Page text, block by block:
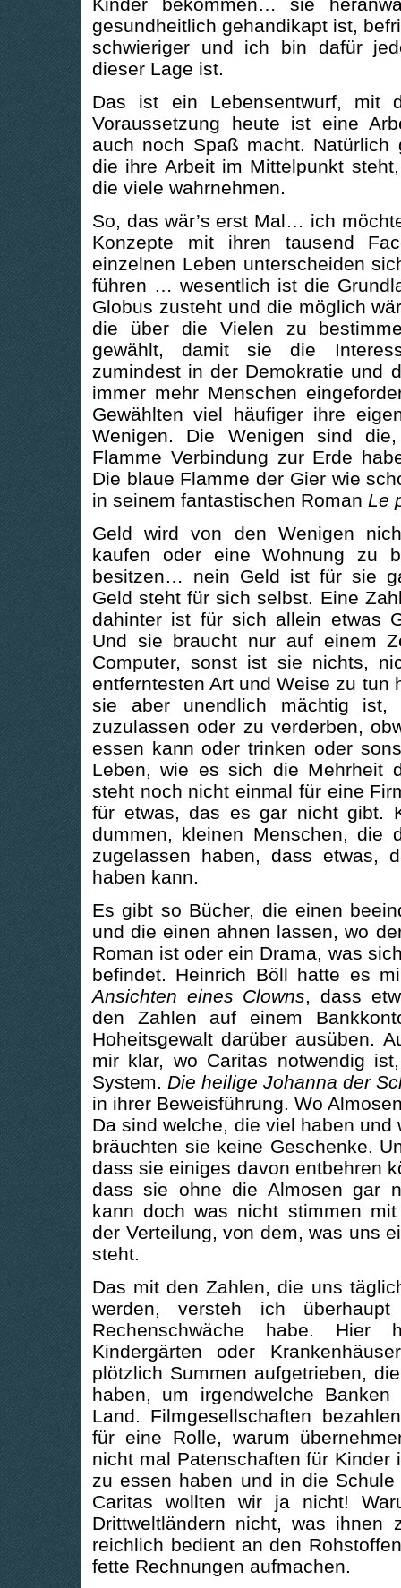
Kinder bekommen… sie
gesundheitlich gehandikapt ist,
schwieriger und ich bin dafür
dieser Lage ist.
Das ist ein Lebensentwurf, mit
Voraussetzung heute ist eine
auch noch Spaß macht.
die ihre Arbeit im Mittelpunkt
die viele wahrnehmen.
So, das wär’s erst Mal… ich
Konzepte mit ihren tausend
einzelnen Leben unterscheiden
führen … wesentlich ist die
Globus zusteht und die möglich
die über die Vielen zu
gewählt, damit sie die
zumindest in der Demokratie und
immer mehr Menschen
Gewählten viel häufiger ihre
Wenigen. Die Wenigen sind
Flamme Verbindung zur Erde
Die blaue Flamme der Gier wie
in seinem fantastischen Roman Le
Geld wird von den Wenigen
kaufen oder eine Wohnung zu
besitzen… nein Geld ist für sie
Geld steht für sich selbst. Eine
dahinter ist für sich allein etwas
Und sie braucht nur auf einem
Computer, sonst ist sie nichts,
entferntesten Art und Weise zu
sie aber unendlich mächtig
zuzulassen oder zu verderben,
essen kann oder trinken oder
Leben, wie es sich die Mehrheit
steht noch nicht einmal für eine
für etwas, das es gar nicht gibt.
dummen, kleinen Menschen, die
zugelassen haben, dass etwas,
haben kann.
Es gibt so Bücher, die einen
und die einen ahnen lassen, wo
Roman ist oder ein Drama, was
befindet. Heinrich Böll hatte es
Ansichten eines Clowns, dass
den Zahlen auf einem
Hoheitsgewalt darüber ausüben.
mir klar, wo Caritas notwendig
System. Die heilige Johanna der
in ihrer Beweisführung. Wo
Da sind welche, die viel haben
bräuchten sie keine Geschenke.
dass sie einiges davon entbehren
dass sie ohne die Almosen gar
kann doch was nicht stimmen
der Verteilung, von dem, was uns
steht.
Das mit den Zahlen, die uns
werden, versteh ich
Rechenschwäche habe.
Kindergärten oder
plötzlich Summen aufgetrieben,
haben, um irgendwelche
Land. Filmgesellschaften
für eine Rolle, warum
nicht mal Patenschaften für Kinder
zu essen haben und in die
Caritas wollten wir ja nicht!
Drittweltländern nicht, was ihnen
reichlich bedient an den
fette Rechnungen aufmachen.